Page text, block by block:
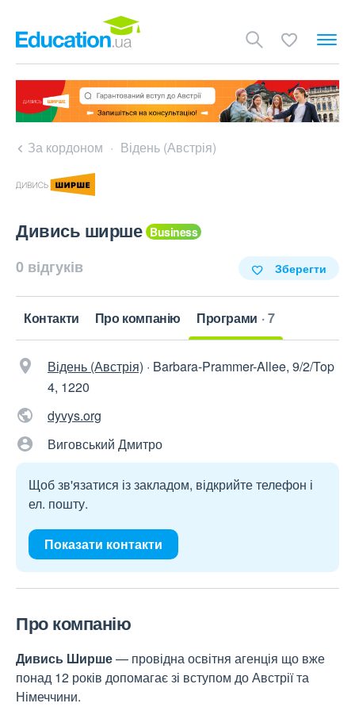
За кордоном Відень (Австрія)
Дивись ширше
0 відгуків Зберегти
Контакти Про компанію Програми 7
Відень (Австрія) · Barbara-Prammer-Allee, 9/2/Top
4, 1220
dyvys.org
Виговський Дмитро
Щоб зв'язатися із закладом, відкрийте телефон і
ел. пошту.
Показати контакти
Про компанію
Дивись Ширше— провідна освітня агенція що вже
понад 12 років допомагає зі вступом до Австрії та
Німеччини.